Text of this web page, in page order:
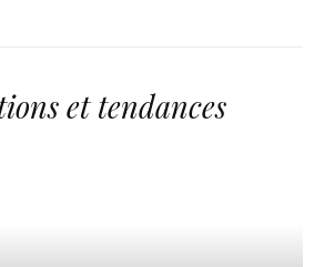
et tendances